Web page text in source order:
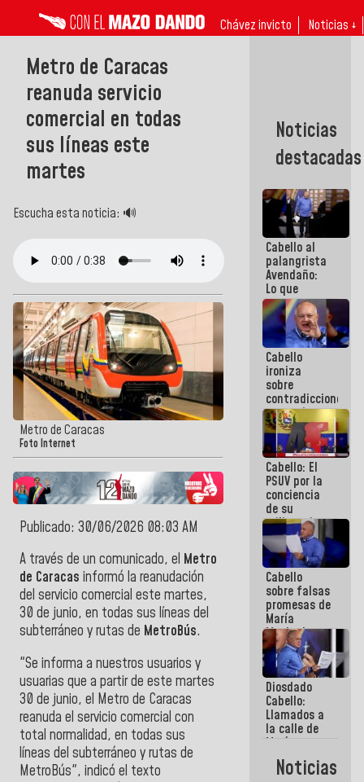
Chávez invicto Noticias ↓
Metro de Caracas
reanuda servicio
comercial en todas
sus líneas este
martes
Escucha esta noticia: 🔊
Metro de Caracas
Foto Internet
Publicado: 30/06/2026 08:03 AM
A través de un comunicado, el Metro
de Caracas informó la reanudación
del servicio comercial este martes,
30 de junio, en todas sus líneas del
subterráneo y rutas de MetroBús.
"Se informa a nuestros usuarios y
usuarias que a partir de este martes
30 de junio, el Metro de Caracas
reanuda el servicio comercial con
total normalidad, en todas sus
líneas del subterráneo y rutas de
MetroBús", indicó el texto
Noticias
destacadas
Cabello al
palangrista
Avendaño:
Lo que
vayas a
escribir
hazlo hoy
por que no
sabemos si
la semana
que viene
hay
programa
Cabello
ironiza
sobre
contradicciones
y mentiras
de María
Machado:
¡Créanle!
Cabello: El
PSUV por la
conciencia
de su
militancia
es la
organización
política más
sólida de
Venezuela
Cabello
sobre falsas
promesas de
María
Machado:
¿Quién le
puede creer?
¿Y la gente
que ella iba
a salvar en
La Guaira?
Diosdado
Cabello:
Llamados a
la calle de
María
Machado se
estrellaron
Noticias